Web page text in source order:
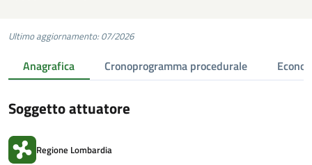
Ultimo aggiornamento: 07/2026
Anagrafica Cronoprogramma procedurale
Soggetto attuatore
Regione Lombardia